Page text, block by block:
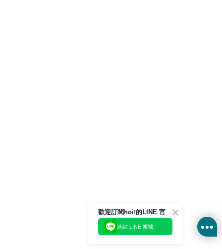
歡迎訂閱hoi!的LINE 官方帳號
連結 LINE 帳號